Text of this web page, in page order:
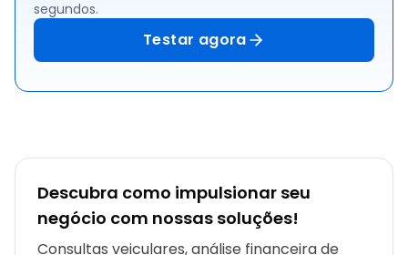
segundos.
Testar agora
Descubra como impulsionar seu
negócio com nossas soluções!
Consultas veiculares, análise financeira de